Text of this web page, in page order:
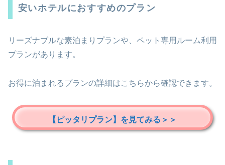
安いホテルにおすすめのプラン
リーズナブルな素泊まりプランや、ペット専用ルーム利用
プランがあります。
お得に泊まれるプランの詳細はこちらから確認できます。
【ピッタリプラン】を見てみる＞＞